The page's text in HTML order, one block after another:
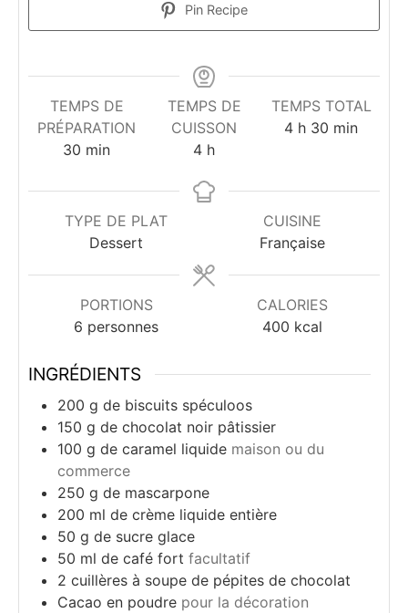
Pin Recipe
TEMPS DE
PRÉPARATION
30 minutes
min
TEMPS DE
CUISSON
4heures
h
TEMPS TOTAL
4heures
h 30 minutes
min
TYPE DE PLAT
Dessert
CUISINE
Française
PORTIONS
6 personnes
CALORIES
400 kcal
INGRÉDIENTS
200 g de biscuits spéculoos
150 g de chocolat noir pâtissier
100 g de caramel liquide maison ou du
commerce
250 g de mascarpone
200 ml de crème liquide entière
50 g de sucre glace
50 ml de café fort facultatif
2 cuillères à soupe de pépites de chocolat
Cacao en poudre pour la décoration